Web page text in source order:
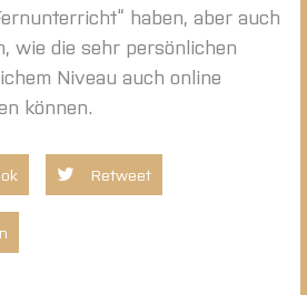
haben, aber auch
wie die sehr persönlichen
Niveau auch online
können.
Retweet